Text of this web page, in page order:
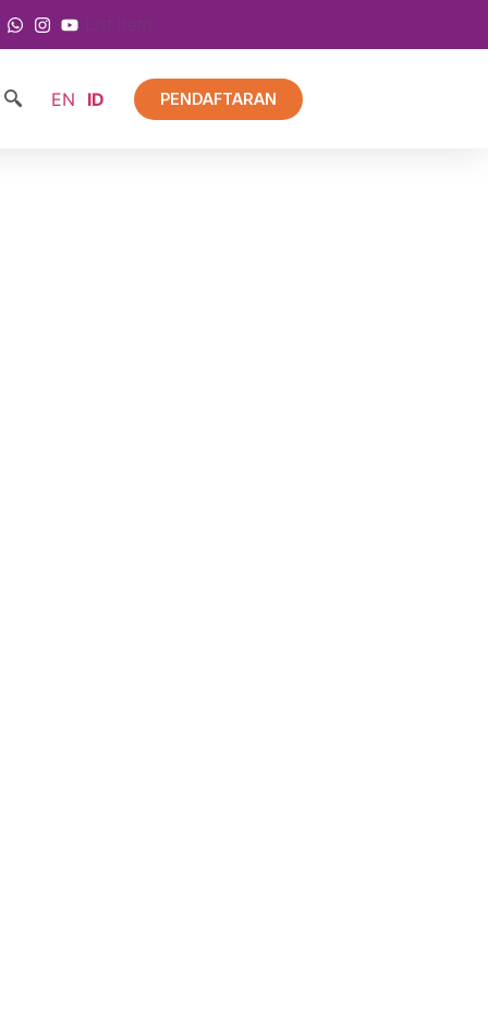
List Item
EN ID PENDAFTARAN